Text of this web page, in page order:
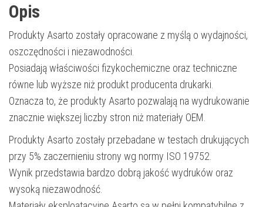
Opis
Produkty Asarto zostały opracowane z myślą o wydajności,
oszczędności i niezawodności.
Posiadają właściwości fizykochemiczne oraz techniczne
równe lub wyższe niż produkt producenta drukarki.
Oznacza to, że produkty Asarto pozwalają na wydrukowanie
znacznie większej liczby stron niż materiały OEM.
Produkty Asarto zostały przebadane w testach drukujących
przy 5% zaczernieniu strony wg normy ISO 19752.
Wynik przedstawia bardzo dobrą jakość wydruków oraz
wysoką niezawodność.